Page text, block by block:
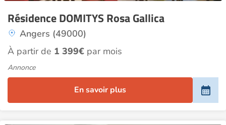
Résidence DOMITYS Rosa Gallica
Angers (49000)
À partir de 1 399€ par mois
Annonce
En savoir plus